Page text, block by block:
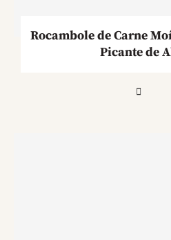
Rocambole de Carne
Picante de